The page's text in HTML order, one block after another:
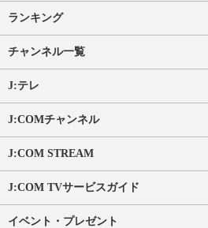
ランキング
チャンネル一覧
J:テレ
J:COMチャンネル
J:COM STREAM
J:COM TVサービスガイド
イベント・プレゼント